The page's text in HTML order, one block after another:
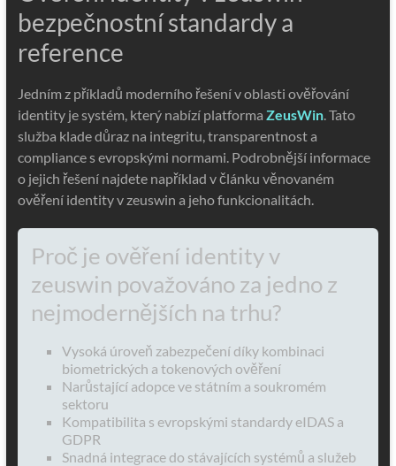
bezpečnostní standardy a
reference
Jedním z příkladů moderního řešení v oblasti ověřování
identity je systém, který nabízí platforma ZeusWin. Tato
služba klade důraz na integritu, transparentnost a
compliance s evropskými normami. Podrobnější informace
o jejich řešení najdete například v článku věnovaném
ověření identity v zeuswin a jeho funkcionalitách.
Proč je ověření identity v
zeuswin považováno za jedno z
nejmodernějších na trhu?
Vysoká úroveň zabezpečení díky kombinaci
biometrických a tokenových ověření
Narůstající adopce ve státním a soukromém
sektoru
Kompatibilita s evropskými standardy eIDAS a
GDPR
Snadná integrace do stávajících systémů a služeb